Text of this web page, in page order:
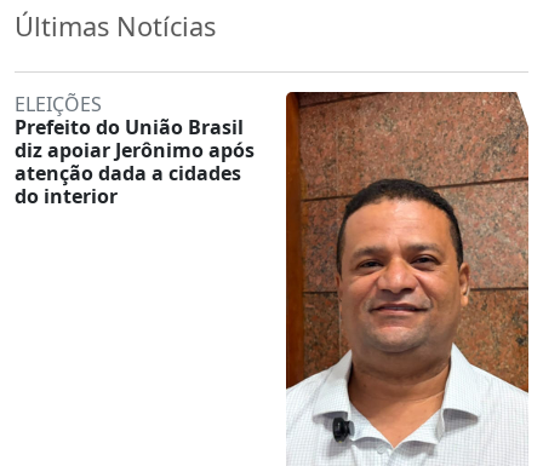
Últimas Notícias
ELEIÇÕES
Prefeito do União Brasil
diz apoiar Jerônimo após
atenção dada a cidades
do interior